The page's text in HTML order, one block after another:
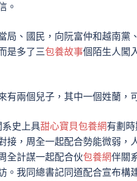
。
局、國民，向阮富仲和越南
是多了三包養故事個陌生人闖
有兩個兒子，其中一個姓蘭，
史上具甜心寶貝包養網有劃
接，周全一起配合勢能微弱，
全計謀一起配合伙包養網伴關
。我同總書記同道配合宣布構